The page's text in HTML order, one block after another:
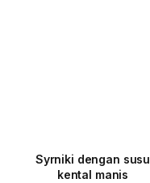
Syrniki dengan susu
kental manis